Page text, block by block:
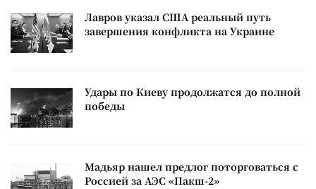
Лавров указал США реальный путь
завершения конфликта на Украине
Удары по Киеву продолжатся до полной
победы
Мадьяр нашел предлог поторговаться с
Россией за АЭС «Пакш-2»